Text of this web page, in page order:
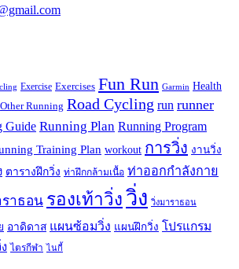
Exercise Exercises Fun Run Garmin Health
Other Running Road Cycling run runner
Guide Running Plan Running Program
Training Plan workout การวิ่ง งานวิ่ง
ตารางฝึกวิ่ง ท่าฝึกกล้ามเนื้อ ท่าออกกำลังกาย
ราธอน รองเท้าวิ่ง วิ่ง วิ่งมาราธอน
อาดิดาส แผนซ้อมวิ่ง แผนฝึกวิ่ง โปรแกรม
ไตรกีฬา ไนกี้